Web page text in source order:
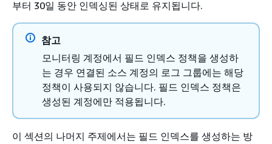
부터 30일 동안 인덱싱된 상태로 유지됩니다.
참고
모니터링 계정에서 필드 인덱스 정책을 생성하
는 경우 연결된 소스 계정의 로그 그룹에는 해당
정책이 사용되지 않습니다. 필드 인덱스 정책은
생성된 계정에만 적용됩니다.
이 섹션의 나머지 주제에서는 필드 인덱스를 생성하는 방